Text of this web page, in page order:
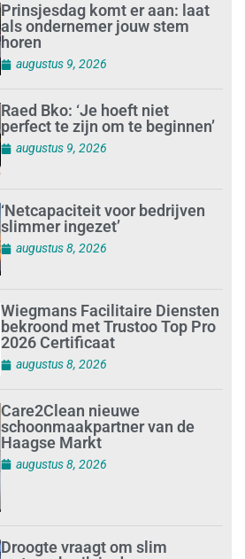
Prinsjesdag komt er aan: laat
als ondernemer jouw stem
horen
augustus 9, 2026
Raed Bko: ‘Je hoeft niet
perfect te zijn om te beginnen’
augustus 9, 2026
‘Netcapaciteit voor bedrijven
slimmer ingezet’
augustus 8, 2026
Wiegmans Facilitaire Diensten
bekroond met Trustoo Top Pro
2026 Certificaat
augustus 8, 2026
Care2Clean nieuwe
schoonmaakpartner van de
Haagse Markt
augustus 8, 2026
Droogte vraagt om slim